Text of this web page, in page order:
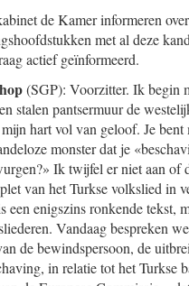
de Kamer informeren
met al deze
actief geïnformeerd.
(SGP): Voorzitter. Ik begin
stalen pantsermuur de
hart vol van geloof. Je bent
monster dat je
Ik twijfel er niet aan of
van het Turkse volkslied in
een enigszins ronkende tekst,
Vandaag bespreken
de bewindspersoon, de
in relatie tot het Turkse